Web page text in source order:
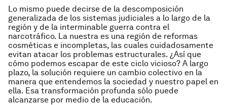
Lo mismo puede decirse de la descomposición
generalizada de los sistemas judiciales a lo largo de la
región y de la interminable guerra contra el
narcotráfico. La nuestra es una región de reformas
cosméticas e incompletas, las cuales cuidadosamente
evitan atacar los problemas estructurales. ¿Así que
cómo podemos escapar de este ciclo vicioso? A largo
plazo, la solución requiere un cambio colectivo en la
manera que entendemos la sociedad y nuestro papel en
ella. Esa transformación profunda sólo puede
alcanzarse por medio de la educación.